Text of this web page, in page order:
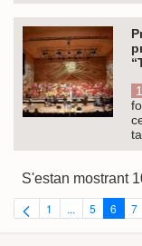
S'estan mostrant
Pàgina
1 ...Pàgines
Pàgina
5 Pàgina
6 7